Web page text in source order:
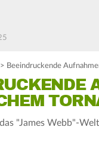
> Beeindruckende
"James Webb"-